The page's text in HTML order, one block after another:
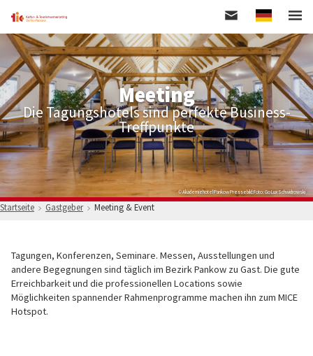
Direkt
zum
Inhalt
German
Meeting
Die Tagungshotels sind perfekte Business-
Treffpunkte
© Akademiehotel Pankow Pressebild:Foto: Go Lux Schwidrowski
Startseite Gastgeber Meeting & Event
Tagungen, Konferenzen, Seminare. Messen, Ausstellungen und
andere Begegnungen sind täglich im Bezirk Pankow zu Gast. Die gute
Erreichbarkeit und die professionellen Locations sowie
Möglichkeiten spannender Rahmenprogramme machen ihn zum MICE
Hotspot.